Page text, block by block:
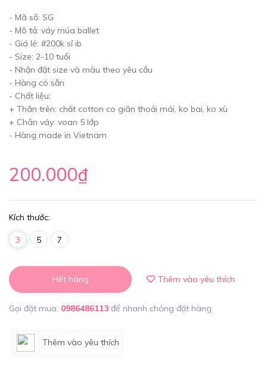
- Mã số: SG
- Mô tả: váy múa ballet
- Giá lẻ: #200k sỉ ib
- Size: 2-10 tuổi
- Nhận đặt size và màu theo yêu cầu
- Hàng có sẵn
- Chất liệu:
+ Thân trên: chất cotton co giãn thoải mái, ko bai, ko xù
+ Chân váy: voan 5 lớp
- Hàng made in Vietnam
200.000₫
Kích thước:
3 5 7
Hết hàng Thêm vào yêu thích
Gọi đặt mua: 0986486113 để nhanh chóng đặt hàng
Thêm vào yêu thích